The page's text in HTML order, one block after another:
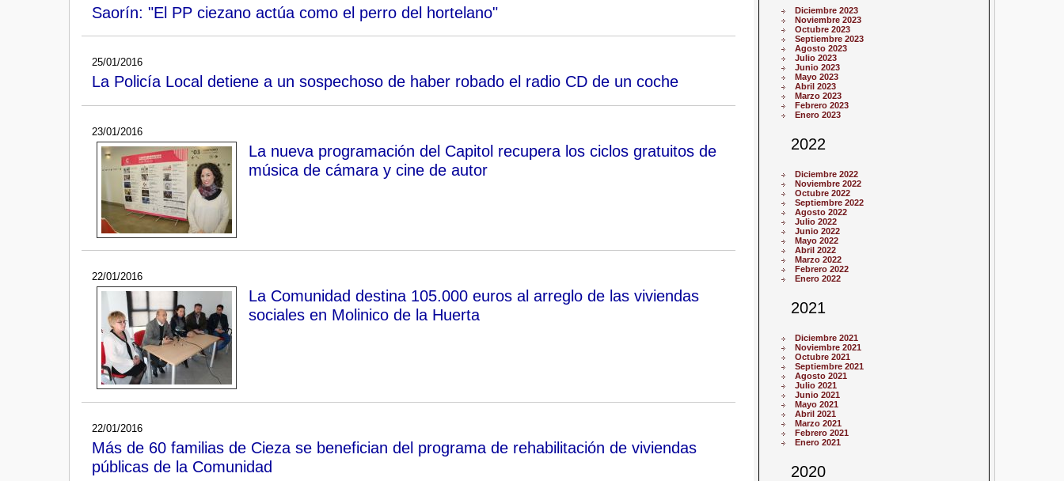
Saorín: "El PP ciezano actúa como el perro del hortelano"
25/01/2016
La Policía Local detiene a un sospechoso de haber robado el radio CD de un coche
23/01/2016
La nueva programación del Capitol recupera los ciclos gratuitos de
música de cámara y cine de autor
22/01/2016
La Comunidad destina 105.000 euros al arreglo de las viviendas
sociales en Molinico de la Huerta
22/01/2016
Más de 60 familias de Cieza se benefician del programa de rehabilitación de viviendas
públicas de la Comunidad
Diciembre 2023
Noviembre 2023
Octubre 2023
Septiembre 2023
Agosto 2023
Julio 2023
Junio 2023
Mayo 2023
Abril 2023
Marzo 2023
Febrero 2023
Enero 2023
2022
Diciembre 2022
Noviembre 2022
Octubre 2022
Septiembre 2022
Agosto 2022
Julio 2022
Junio 2022
Mayo 2022
Abril 2022
Marzo 2022
Febrero 2022
Enero 2022
2021
Diciembre 2021
Noviembre 2021
Octubre 2021
Septiembre 2021
Agosto 2021
Julio 2021
Junio 2021
Mayo 2021
Abril 2021
Marzo 2021
Febrero 2021
Enero 2021
2020